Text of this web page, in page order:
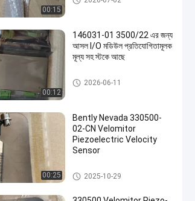
00:15
00:12
146031-01 3500/22 এর জন্য
আসল I/O মডিউল প্রতিযোগিতামূলক
মূল্য সহ স্টকে আছে
জিই বেন্টলি নেভাদা
2026-06-11
00:25
Bently Nevada 330500-
02-CN Velomitor
Piezoelectric Velocity
Sensor
জিই বেন্টলি নেভাদা
2025-10-29